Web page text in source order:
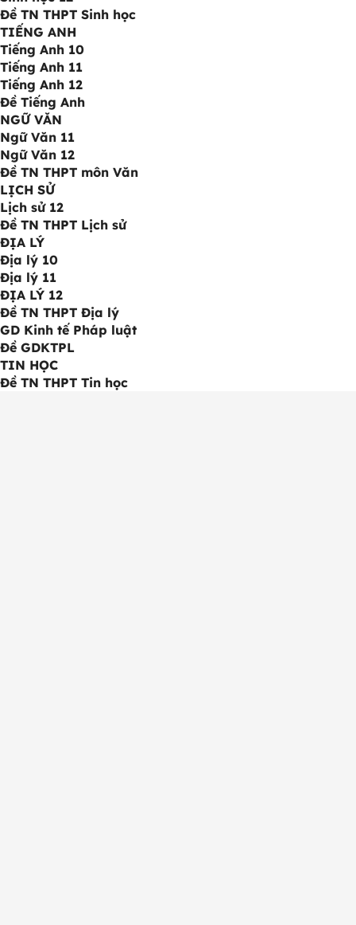
Đề TN THPT Sinh học
TIẾNG ANH
Tiếng Anh 10
Tiếng Anh 11
Tiếng Anh 12
Đề Tiếng Anh
NGỮ VĂN
Ngữ Văn 11
Ngữ Văn 12
Đề TN THPT môn Văn
LỊCH SỬ
Lịch sử 12
Đề TN THPT Lịch sử
ĐỊA LÝ
Địa lý 10
Địa lý 11
ĐỊA LÝ 12
Đề TN THPT Địa lý
GD Kinh tế Pháp luật
Đề GDKTPL
TIN HỌC
Đề TN THPT Tin học